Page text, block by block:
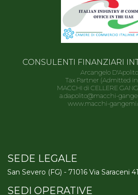
CONSULENTI FINANZIARI
Arcangelo D'Apolito
Tax Partner (Admitted
MACCHI di CELLERE
a.dapolito@macchi-
www.macchi-
SEDE LEGALE
San Severo (FG) - 71016 Via Saraceni 41
SEDI OPERATIVE